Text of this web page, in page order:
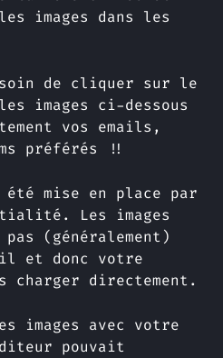
images dans les
de cliquer sur le
images ci-dessous
vos emails,
préférés !!
mise en place par
Les images
(généralement)
et donc votre
charger directement.
images avec votre
pouvait